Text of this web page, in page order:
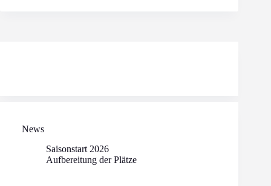
News
Saisonstart 2026
Aufbereitung der Plätze